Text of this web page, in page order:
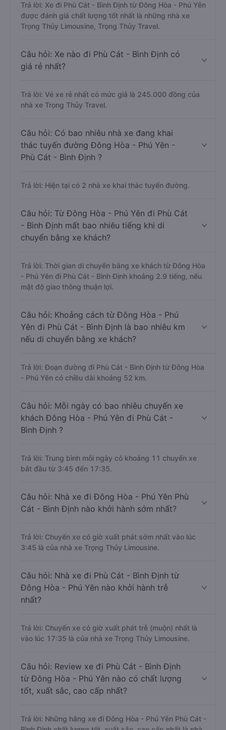
Trả lời: Xe đi Phù Cát - Bình Định từ Đông Hòa - Phú Yên
được đánh giá chất lượng tốt nhất là những nhà xe
Trọng Thủy Limousine, Trọng Thủy Travel.
Câu hỏi: Xe nào đi Phù Cát - Bình Định có
giá rẻ nhất?
Trả lời: Vé xe rẻ nhất có mức giá là 245.000 đồng của
nhà xe Trọng Thủy Travel.
Câu hỏi: Có bao nhiêu nhà xe đang khai
thác tuyến đường Đông Hòa - Phú Yên -
Phù Cát - Bình Định ?
Trả lời: Hiện tại có 2 nhà xe khai thác tuyến đường.
Câu hỏi: Từ Đông Hòa - Phú Yên đi Phù Cát
- Bình Định mất bao nhiêu tiếng khi di
chuyển bằng xe khách?
Trả lời: Thời gian di chuyển bằng xe khách từ Đông Hòa
- Phú Yên đi Phù Cát - Bình Định khoảng 2.9 tiếng, nếu
mật độ giao thông thuận lợi.
Câu hỏi: Khoảng cách từ Đông Hòa - Phú
Yên đi Phù Cát - Bình Định là bao nhiêu km
nếu di chuyển bằng xe khách?
Trả lời: Đoạn đường đi Phù Cát - Bình Định từ Đông Hòa
- Phú Yên có chiều dài khoảng 52 km.
Câu hỏi: Mỗi ngày có bao nhiêu chuyến xe
khách Đông Hòa - Phú Yên đi Phù Cát -
Bình Định ?
Trả lời: Trung bình mỗi ngày có khoảng 11 chuyến xe
bắt đầu từ 3:45 đến 17:35.
Câu hỏi: Nhà xe đi Đông Hòa - Phú Yên Phù
Cát - Bình Định nào khởi hành sớm nhất?
Trả lời: Chuyến xe có giờ xuất phát sớm nhất vào lúc
3:45 là của nhà xe Trọng Thủy Limousine.
Câu hỏi: Nhà xe đi Phù Cát - Bình Định từ
Đông Hòa - Phú Yên nào khởi hành trễ
nhất?
Trả lời: Chuyến xe có giờ xuất phát trễ (muộn) nhất là
vào lúc 17:35 là của nhà xe Trọng Thủy Limousine.
Câu hỏi: Review xe đi Phù Cát - Bình Định
từ Đông Hòa - Phú Yên nào có chất lượng
tốt, xuất sắc, cao cấp nhất?
Trả lời: Những hãng xe đi Đông Hòa - Phú Yên Phù Cát -